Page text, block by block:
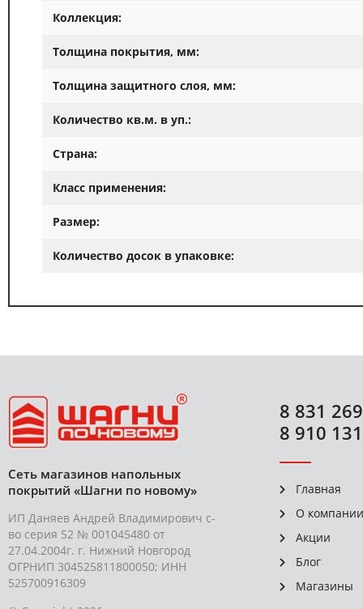
Коллекция:
Толщина покрытия, мм:
Толщина защитного слоя, мм:
Количество кв.м. в уп.:
Страна:
Класс применения:
Размер:
Количество досок в упаковке:
Сеть магазинов напольных
покрытий «Шагни по новому»
ИП Даняев Андрей Владимирович с-
во серия 52 № 001045480 от
27.04.2004г. г. Нижний Новгород
ОГРНИП 304525811800050; ИНН
525700916309
8 831
8 910
Главная
О компании
Акции
Блог
Магазины